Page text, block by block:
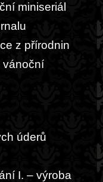
miniseriál
z přírodnin
vánoční
úderů
I. – výroba